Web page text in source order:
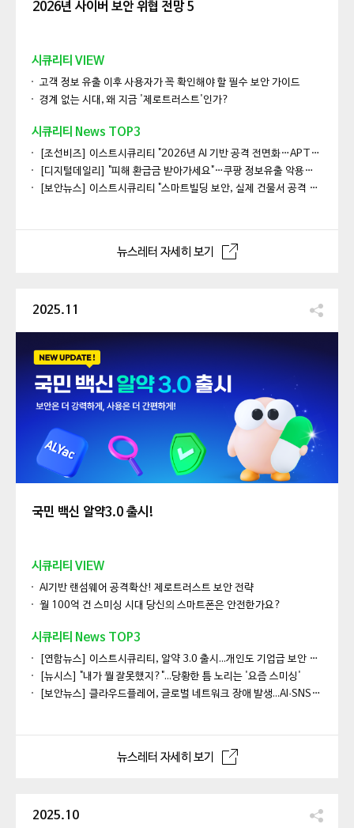
2026년 사이버 보안 위협 전망 5
시큐리티 VIEW
고객 정보 유출 이후 사용자가 꼭 확인해야 할 필수 보안 가이드
경계 없는 시대, 왜 지금 '제로트러스트'인가?
시큐리티 News TOP3
[조선비즈] 이스트시큐리티 "2026년 AI 기반 공격 전면화…APT·랜섬웨어·사이버전 격화"
[디지털데일리] "피해 환급금 받아가세요"…쿠팡 정보유출 악용한 스미싱 활개
[보안뉴스] 이스트시큐리티 "스마트빌딩 보안, 실제 건물서 공격 시나리오로 검증"
뉴스레터 자세히 보기
2025.11
국민 백신 알약3.0 출시!
시큐리티 VIEW
AI기반 랜섬웨어 공격확산! 제로트러스트 보안 전략
월 100억 건 스미싱 시대 당신의 스마트폰은 안전한가요?
시큐리티 News TOP3
[연합뉴스] 이스트시큐리티, 알약 3.0 출시...개인도 기업급 보안 체험한다
[뉴시스] "내가 뭘 잘못했지?"...당황한 틈 노리는 '요즘 스미싱'
[보안뉴스] 클라우드플레어, 글로벌 네트워크 장애 발생...AI·SNS·게임 등 서비스 마비
뉴스레터 자세히 보기
2025.10